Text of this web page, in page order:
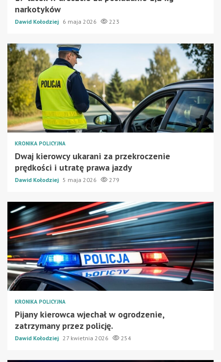
narkotyków
Dawid Kołodziej 6 maja 2026 223
KRONIKA POLICYJNA
Dwaj kierowcy ukarani za przekroczenie
prędkości i utratę prawa jazdy
Dawid Kołodziej 5 maja 2026 279
KRONIKA POLICYJNA
Pijany kierowca wjechał w ogrodzenie,
zatrzymany przez policję.
Dawid Kołodziej 27 kwietnia 2026 254